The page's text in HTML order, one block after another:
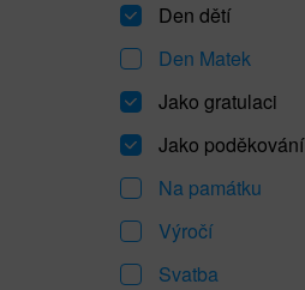
Den dětí
Den Matek
Jako gratulaci
Jako poděkování
Na památku
Výročí
Svatba